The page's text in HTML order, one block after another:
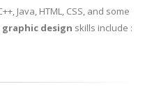
Java, HTML, CSS, and some
graphic design skills include :